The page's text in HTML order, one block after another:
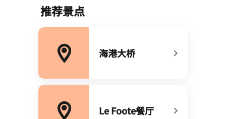
推荐景点
海港大桥
打开新窗口
Le Foote餐厅
打开新窗口